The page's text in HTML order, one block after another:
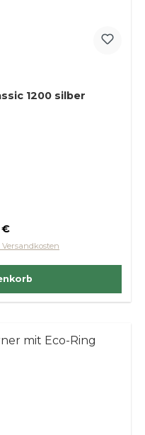
1200 silber
Preis:
€
Versandkosten